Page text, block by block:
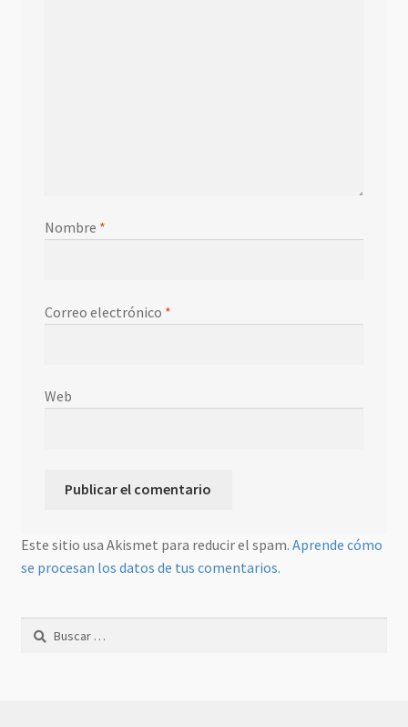
Nombre *
Correo electrónico *
Web
Este sitio usa Akismet para reducir el spam. Aprende cómo
se procesan los datos de tus comentarios.
Buscar: